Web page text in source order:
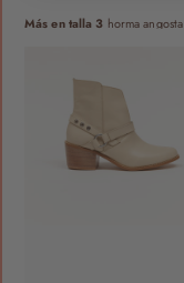
Más en talla 3 horma angosta